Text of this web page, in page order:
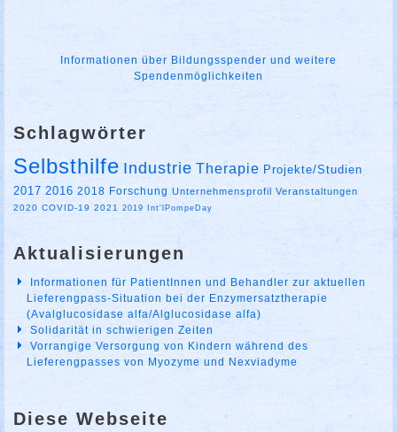
Informationen über Bildungsspender und weitere
Spendenmöglichkeiten
Schlagwörter
Selbsthilfe Industrie Therapie Projekte/Studien
2017 2016 2018 Forschung Unternehmensprofil Veranstaltungen
2020 COVID-19 2021 2019 Int'lPompeDay
Aktualisierungen
Informationen für PatientInnen und Behandler zur aktuellen
Lieferengpass-Situation bei der Enzymersatztherapie
(Avalglucosidase alfa/Alglucosidase alfa)
Solidarität in schwierigen Zeiten
Vorrangige Versorgung von Kindern während des
Lieferengpasses von Myozyme und Nexviadyme
Diese Webseite